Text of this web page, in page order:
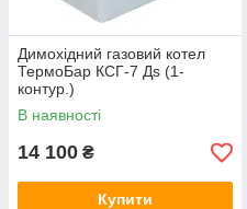
Димохідний газовий котел
ТермоБар КСГ-7 Дѕ (1-
контур.)
В наявності
14 100 ₴
Купити